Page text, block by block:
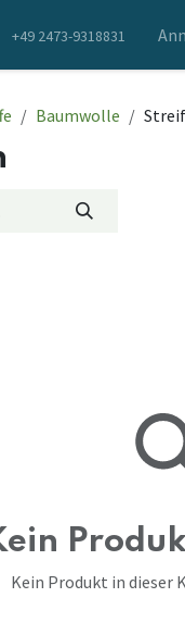
+49 2473-9318831
Baumwolle
Kein Produkt in dieser